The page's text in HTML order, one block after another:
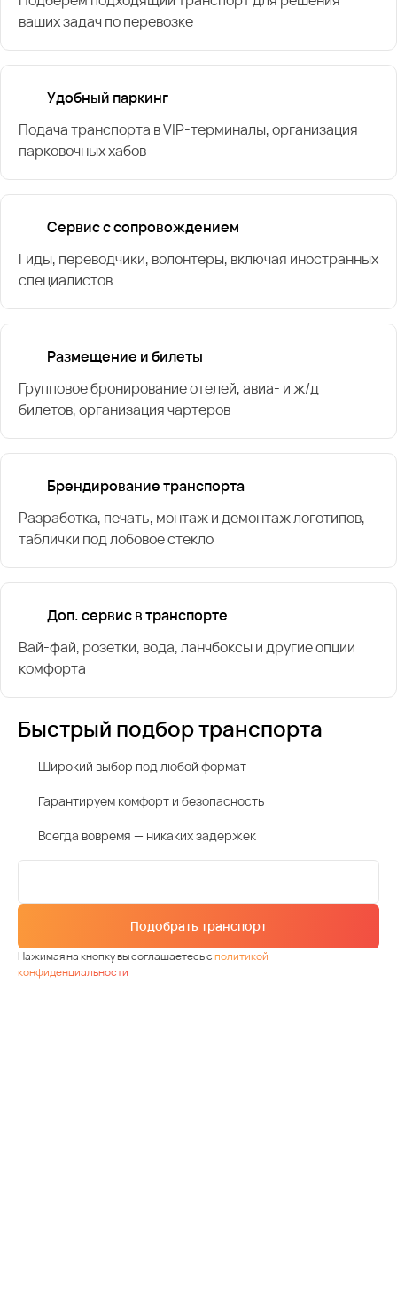
ваших задач по перевозке
Удобный паркинг
Подача транспорта в VIP-терминалы, организация
парковочных хабов
Сервис с сопровождением
Гиды, переводчики, волонтёры, включая иностранных
специалистов
Размещение и билеты
Групповое бронирование отелей, авиа- и ж/д
билетов, организация чартеров
Брендирование транспорта
Разработка, печать, монтаж и демонтаж логотипов,
таблички под лобовое стекло
Доп. сервис в транспорте
Вай-фай, розетки, вода, ланчбоксы и другие опции
комфорта
Быстрый подбор транспорта
Широкий выбор под любой формат
Гарантируем комфорт и безопасность
Всегда вовремя — никаких задержек
Подобрать транспорт
Нажимая на кнопку вы соглашаетесь сполитикой
конфиденциальности